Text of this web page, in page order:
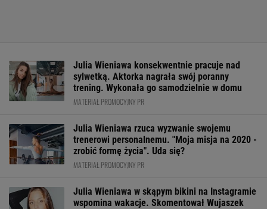
Julia Wieniawa konsekwentnie pracuje nad
sylwetką. Aktorka nagrała swój poranny
trening. Wykonała go samodzielnie w domu
MATERIAŁ PROMOCYJNY PR
Julia Wieniawa rzuca wyzwanie swojemu
trenerowi personalnemu. "Moja misja na 2020 -
zrobić formę życia". Uda się?
MATERIAŁ PROMOCYJNY PR
Julia Wieniawa w skąpym bikini na Instagramie
wspomina wakacje. Skomentował Wujaszek